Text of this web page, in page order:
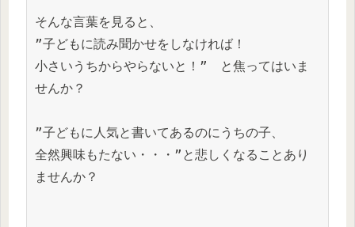
そんな言葉を見ると、
”子どもに読み聞かせをしなければ！
小さいうちからやらないと！”　と焦ってはいま
せんか？
”子どもに人気と書いてあるのにうちの子、
全然興味もたない・・・”と悲しくなることあり
ませんか？